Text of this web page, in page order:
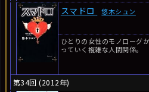
スマドロ 悠木シュン
ひとりの女性のモノローグ
っていく複雑な人間関係。
第34回 (2012年)